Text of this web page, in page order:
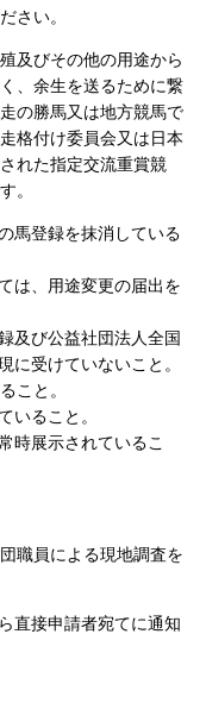
さい。
及びその他の用途から
、余生を送るために繋
の勝馬又は地方競馬で
格付け委員会又は日本
れた指定交流重賞競
。
馬登録を抹消している
は、用途変更の届出を
及び公益社団法人全国
に受けていないこと。
こと。
いること。
時展示されているこ
職員による現地調査を
直接申請者宛てに通知